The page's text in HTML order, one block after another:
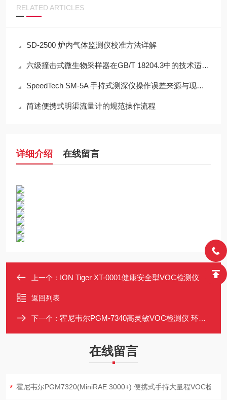
RELATED ARTICLES
SD-2500 炉内气体监测仪校准方法详解
六级撞击式微生物采样器在GB/T 18204.3中的技术适配性分析
SpeedTech SM-5A 手持式测深仪操作误差来源与现场应用技术规范
简述便携式明渠流量计的规范操作流程
详细介绍 在线留言
上一个： ION Tiger XT-0001健康安全型VOC检测仪
返回列表
下一个： 霍尼韦尔PGM-7340高灵敏VOC检测仪 环保/工业安全RAE3000
在线留言